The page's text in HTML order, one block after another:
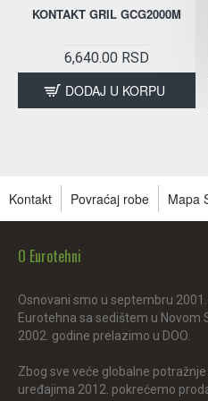
KONTAKT GRIL GCG2000M
6,640.00 RSD
DODAJ U KORPU
Kontakt Povraćaj robe Mapa
O Eurotehni
Osnovani smo u septembru
Eurotehna sa sedištem u Novom
2002. godine prelazimo u DOO.
Zbog sve veće globalne
uređajima 2012. pokrećemo